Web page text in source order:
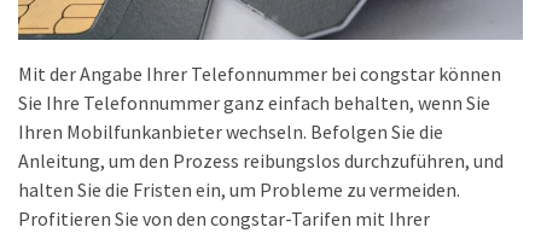
(18)
Mit der Angabe Ihrer Telefonnummer bei congstar können
Sie Ihre Telefonnummer ganz einfach behalten, wenn Sie
Ihren Mobilfunkanbieter wechseln. Befolgen Sie die
Anleitung, um den Prozess reibungslos durchzuführen, und
halten Sie die Fristen ein, um Probleme zu vermeiden.
Profitieren Sie von den congstar-Tarifen mit Ihrer